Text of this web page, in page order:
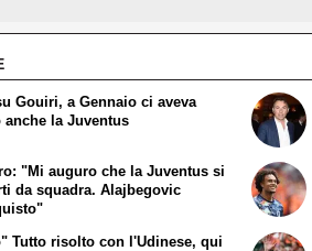
Gouiri, a Gennaio ci aveva
anche la Juventus
"Mi auguro che la Juventus si
da squadra. Alajbegovic
Tutto risolto con l'Udinese, qui